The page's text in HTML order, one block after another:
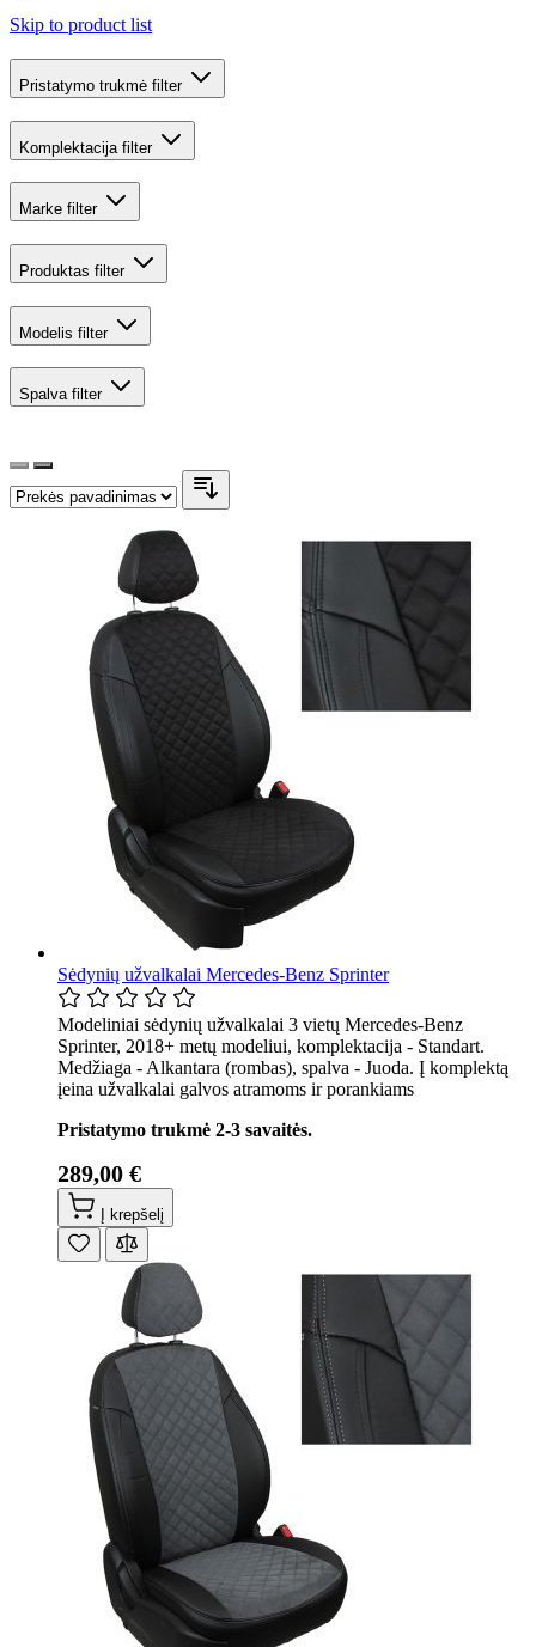
Skip to product list
Pristatymo trukmė filter
Komplektacija filter
Marke filter
Produktas filter
Modelis filter
Spalva filter
Sėdynių užvalkalai Mercedes-Benz Sprinter
Modeliniai sėdynių užvalkalai 3 vietų Mercedes-Benz
Sprinter, 2018+ metų modeliui, komplektacija - Standart.
Medžiaga - Alkantara (rombas), spalva - Juoda. Į komplektą
įeina užvalkalai galvos atramoms ir porankiams
Pristatymo trukmė 2-3 savaitės.
289,00 €
Į krepšelį